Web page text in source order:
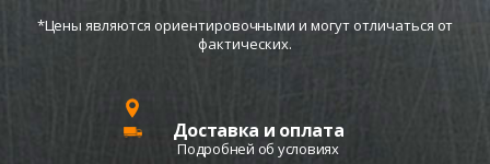
*Цены являются ориентировочными и могут отличаться от
фактических.
Доставка и оплата
Подробней об условиях